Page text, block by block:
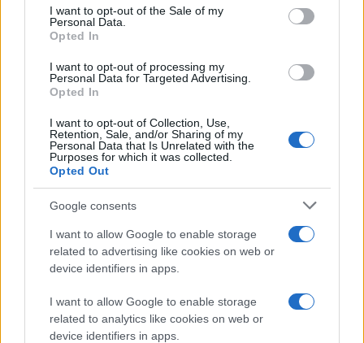
consent section.
I want to opt-out of the Sale of my
Personal Data.
Opted In
I want to opt-out of processing my
Personal Data for Targeted Advertising.
Opted In
I want to opt-out of Collection, Use,
Retention, Sale, and/or Sharing of my
Personal Data that Is Unrelated with the
Purposes for which it was collected.
Opted Out
Google consents
I want to allow Google to enable storage
related to advertising like cookies on web or
device identifiers in apps.
I want to allow Google to enable storage
related to analytics like cookies on web or
device identifiers in apps.
θεωρήθηκε παλαιότερα ότι θα ενσωματωθεί.
Ακόμη, το περιβάλλον είναι πλήρως διαμορφωμένο
από την Amazon (Kindle OS), βασισμένο πιθανότατα
στην έκδοση Android 2.2, με σκούρα χρώματα και
όλα τα περιεχόμενα της συσκευής (βιβλία,
εφαρμογές, ταινίες κλπ.).
Αξίζει να σημειωθεί ότι είναι προεγκατεστημένες
εφαρμογέςAmazon Android Appstore Cloud Player
Instant Video και Kindle, αλλά απουσιάζει τοAndroid
της Google και γενικότερα οι εφαρμογές
Android, γεγονός που αποδεικνύει ότι η κατασκευή
του γίνεται ανεξάρτητα από τη Google.
Σχετικά με το hardware της συσκευής δεν